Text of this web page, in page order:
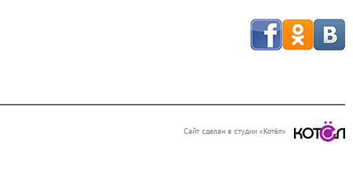
Сайт сделан в студии «Котёл»